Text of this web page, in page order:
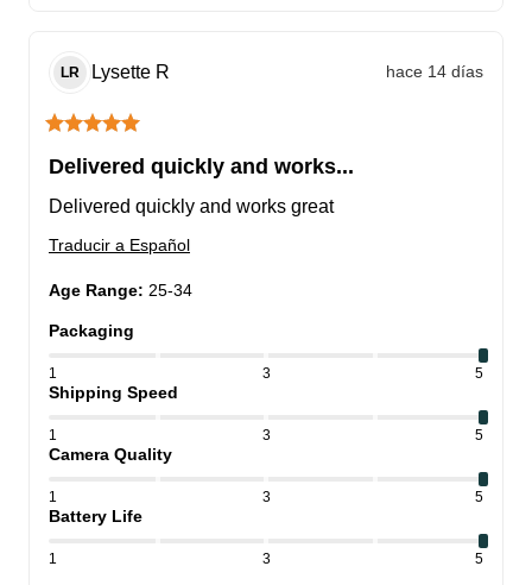
LR Lysette R hace 14 días
Delivered quickly and works...
Delivered quickly and works great
Traducir a Español
Age Range: 25-34
Packaging
1 3 5
Shipping Speed
1 3 5
Camera Quality
1 3 5
Battery Life
1 3 5